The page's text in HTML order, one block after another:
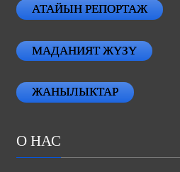
АТАЙЫН РЕПОРТАЖ
МАДАНИЯТ ЖҮЗҮ
ЖАНЫЛЫКТАР
О НАС